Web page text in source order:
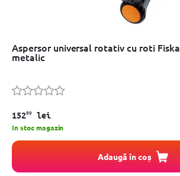
Aspersor universal rotativ cu roti
metalic
15299 lei
In stoc magazin
Adaugă în coș